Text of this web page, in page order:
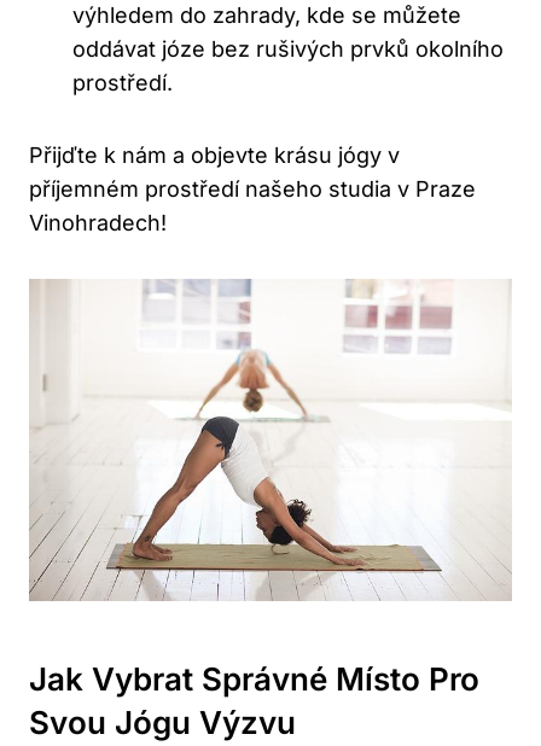
výhledem do zahrady, kde se můžete
oddávat józe bez rušivých prvků okolního
prostředí.
Přijďte k nám a objevte krásu jógy v
příjemném prostředí našeho studia v Praze
Vinohradech!
Jak Vybrat Správné Místo Pro
Svou Jógu Výzvu